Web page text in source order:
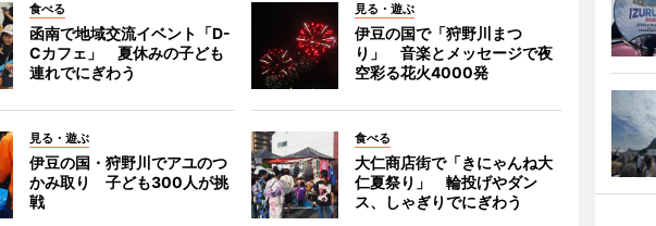
食べる
函南で地域交流イベント「D-
Cカフェ」 夏休みの子ども
連れでにぎわう
見る・遊ぶ
伊豆の国で「狩野川まつ
り」 音楽とメッセージで夜
空彩る花火4000発
見る・遊ぶ
伊豆の国・狩野川でアユのつ
かみ取り 子ども300人が挑
戦
食べる
大仁商店街で「きにゃんね大
仁夏祭り」 輪投げやダン
ス、しゃぎりでにぎわう